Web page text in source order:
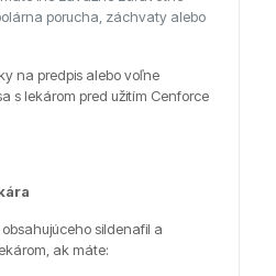
porucha, záchvaty alebo
na predpis alebo voľne
s lekárom pred užitím Cenforce
sildenafil a
ak máte: